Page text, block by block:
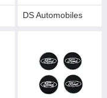
DS Automobiles